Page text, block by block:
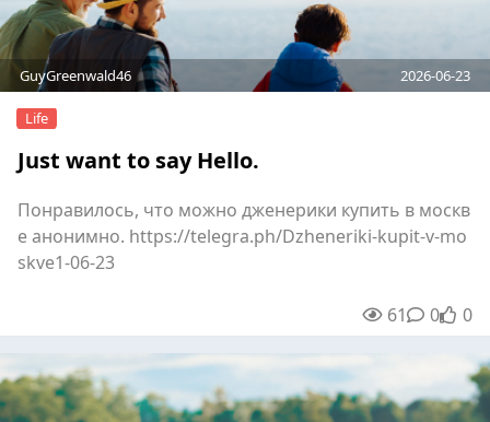
GuyGreenwald46 2026-06-23
Just want to say Hello.
Life
Понравилось, что можно дженерики купить в москв
е анонимно. https://telegra.ph/Dzheneriki-kupit-v-mo
skve1-06-23
61 00 0